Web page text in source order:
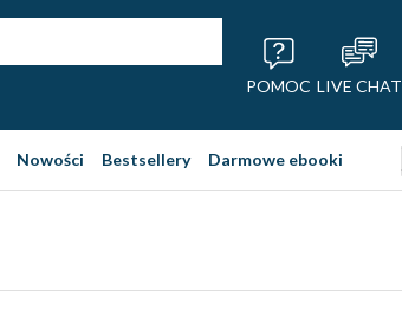
POMOC LIVE CHAT
Nowości Bestsellery Darmowe ebooki